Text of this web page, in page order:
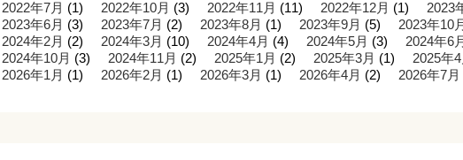
2022年7月 (1) 2022年10月 (3) 2022年11月 (11) 2022年12月 (1) 2023
2023年6月 (3) 2023年7月 (2) 2023年8月 (1) 2023年9月 (5) 2023年10月
2024年2月 (2) 2024年3月 (10) 2024年4月 (4) 2024年5月 (3) 2024年6月
2024年10月 (3) 2024年11月 (2) 2025年1月 (2) 2025年3月 (1) 2025年4
2026年1月 (1) 2026年2月 (1) 2026年3月 (1) 2026年4月 (2) 2026年7月